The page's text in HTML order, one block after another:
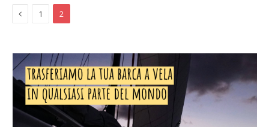
Previous
1 2